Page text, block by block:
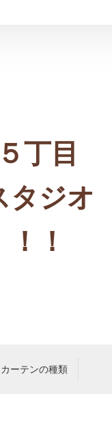
丁目
タジオ
！
カーテンの種類